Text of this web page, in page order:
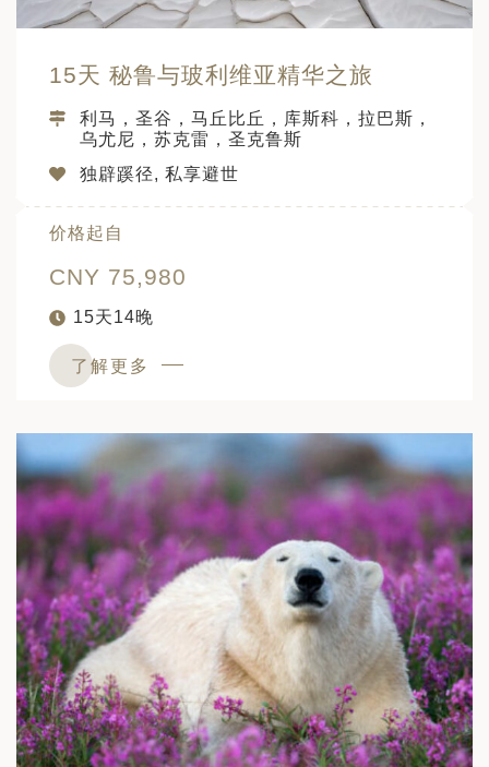
15天 秘鲁与玻利维亚精华之旅
利马，圣谷，马丘比丘，库斯科，拉巴斯，
乌尤尼，苏克雷，圣克鲁斯
独辟蹊径, 私享避世
价格起自
CNY 75,980
15天14晚
了解更多